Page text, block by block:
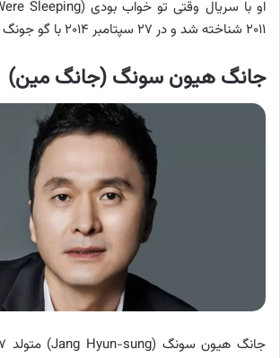
۲۰۱۱ شناخته شد و در ۲۷ سپتامبر ۲۰۱۴ با گو جونگ هو ازدواج کرده است
جانگ هیون سونگ (جانگ مین)